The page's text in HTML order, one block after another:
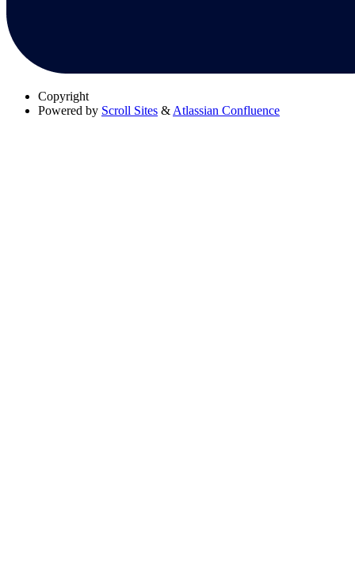
Copyright
Powered by Scroll Sites & Atlassian Confluence